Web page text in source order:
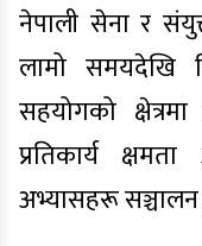
नेपाली सेना र
लामो समयदेखि
सहयोगको
प्रतिकार्य
अभ्यासहरू